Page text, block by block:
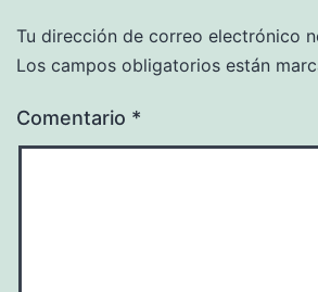
Tu dirección de correo electrónico
Los campos obligatorios están
Comentario *